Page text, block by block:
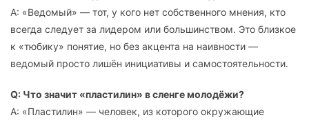
A: «Ведомый» — тот, у кого нет собственного мнения, кто
всегда следует за лидером или большинством. Это близкое
к «тюбику» понятие, но без акцента на наивности —
ведомый просто лишён инициативы и самостоятельности.
Q: Что значит «пластилин» в сленге молодёжи?
A: «Пластилин» — человек, из которого окружающие